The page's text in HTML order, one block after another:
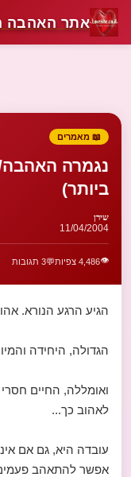
אתר האהבה
📖 מאמרים
נגמרה
ביותר)
שירן
11/04/2004
👁️4,486 צפיות 💬3 תגובות
הגיע הרגע הנורא.
הגדולה, היחידה
ואומללה, החיים
לאהוב כך...
עובדה היא, גם אם
אפשר להתאהב